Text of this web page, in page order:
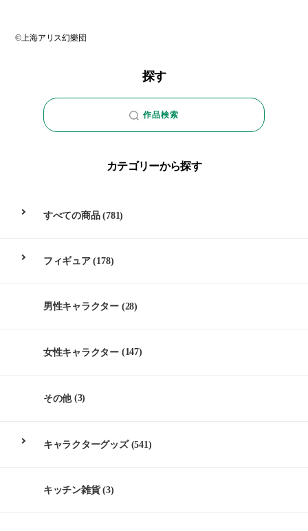
©上海アリス幻樂団
探す
作品検索
カテゴリーから探す
すべての商品(781)
フィギュア(178)
男性キャラクター (28)
女性キャラクター (147)
その他(3)
キャラクターグッズ(541)
キッチン雑貨(3)